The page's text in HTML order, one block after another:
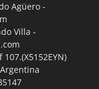
Agüero -
Villa -